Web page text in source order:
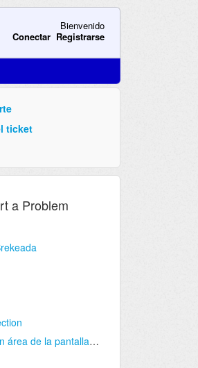
Bienvenido
Conectar Registrarse
ticket
a Problem
No carga batería y un área de la pantalla no funciona